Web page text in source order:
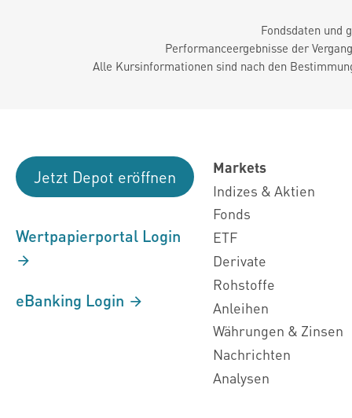
Fondsdaten und
Performanceergebnisse der
Alle Kursinformationen sind nach den
Jetzt Depot eröffnen
Wertpapierportal Login
eBanking Login
Markets
Indizes & Aktien
Fonds
ETF
Derivate
Rohstoffe
Anleihen
Währungen & Zinsen
Nachrichten
Analysen